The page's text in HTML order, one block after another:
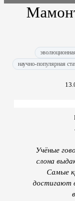
научно-популярная
Учёные
слона
Самые
достигают